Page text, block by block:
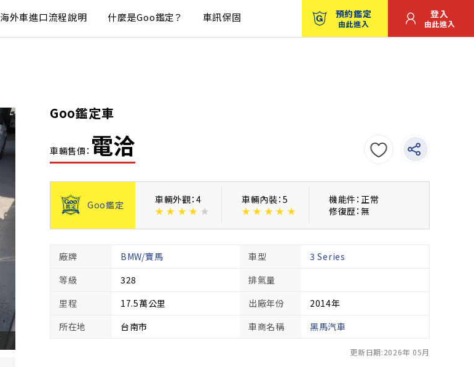
海外車進口流程說明 什麼是Goo鑑定？ 車訊保固 預約鑑定
由此進入
登入
由此進入
Goo鑑定車
車輛售價： 電洽
Goo鑑定
車輛外觀：4
★ ★ ★ ★ ★
車輛內裝：5
★ ★ ★ ★ ★
機能件：正常
修復歴：無
廠牌 BMW/寶馬 車型
3 Series
等級
328
排氣量
里程
17.5萬公里 出廠年份
2014年
所在地
台南市 車商名稱 黑馬汽車
更新日期:2026年 05月